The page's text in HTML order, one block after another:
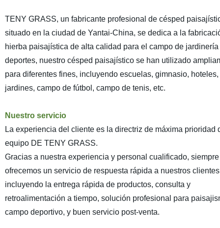
TENY GRASS, un fabricante profesional de césped
situado en la ciudad de Yantai-China, se dedica a la
hierba paisajística de alta calidad para el campo de jardinería
deportes, nuestro césped paisajístico se han utilizado
para diferentes fines, incluyendo escuelas, gimnasio, hoteles,
jardines, campo de fútbol, campo de tenis, etc.
Nuestro servicio
La experiencia del cliente es la directriz de máxima prioridad
equipo DE TENY GRASS.
Gracias a nuestra experiencia y personal cualificado, siempre
ofrecemos un servicio de respuesta rápida a nuestros
incluyendo la entrega rápida de productos, consulta y
retroalimentación a tiempo, solución profesional para
campo deportivo, y buen servicio post-venta.